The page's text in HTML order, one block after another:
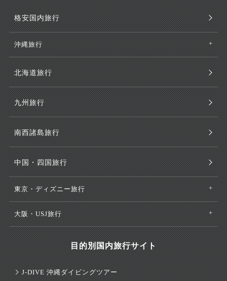
格安国内旅行
沖縄旅行
北海道旅行
九州旅行
南西諸島旅行
中国・四国旅行
東京・ディズニー旅行
大阪・USJ旅行
目的別国内旅行サイト
J-DIVE 沖縄ダイビングツアー